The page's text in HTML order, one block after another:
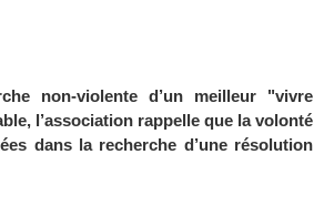
non-violente d’un meilleur "vivre
l’association rappelle que la volonté
dans la recherche d’une résolution